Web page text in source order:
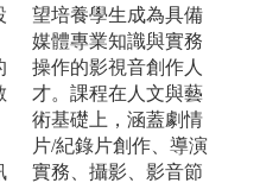
望培養學生成為具備
媒體專業知識與實務
操作的影視音創作人
才。課程在人文與藝
術基礎上，涵蓋劇情
片/紀錄片創作、導演
實務、攝影、影音節